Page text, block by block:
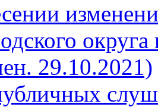
29.10.2021)